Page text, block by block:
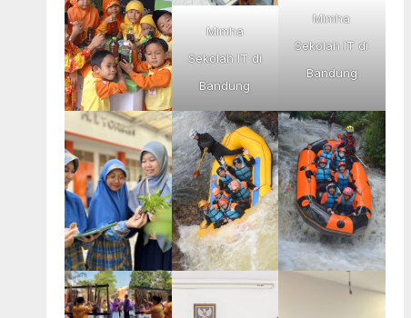
Mimha
Sekolah IT di
Bandung
Mimha
Sekolah IT di
Bandung